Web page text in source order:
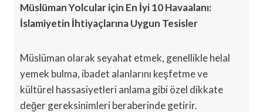
Müslüman Yolcular için En İyi 10 Havaalanı:
İslamiyetin İhtiyaçlarına Uygun Tesisler
Müslüman olarak seyahat etmek, genellikle helal
yemek bulma, ibadet alanlarını keşfetme ve
kültürel hassasiyetleri anlama gibi özel dikkate
değer gereksinimleri beraberinde getirir.